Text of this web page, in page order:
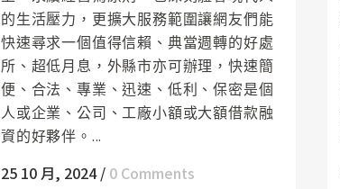
的生活壓力，更擴大服務範圍讓網友們能
快速尋求一個值得信賴、典當週轉的好處
所、超低月息，外縣市亦可辦理，快速簡
便、合法、專業、迅速、低利、保密是個
人或企業、公司、工廠小額或大額借款融
資的好夥伴。...
25 10 月, 2024/ 0 Comments